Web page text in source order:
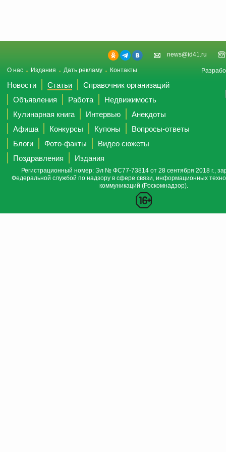
news@id41.ru
О нас Издания Дать рекламу Контакты
Новости Статьи
Справочник организаций
Объявления
Работа
Недвижимость
Кулинарная книга
Интервью
Анекдоты
Афиша
Конкурсы Купоны
Вопросы-ответы
Блоги
Фото-факты
Видео сюжеты
Поздравления
Издания
Регистрационный номер: Эл № ФС77-73814 от 28 сентября 2018 г.,
Федеральной службой по надзору в сфере связи, информационных
коммуникаций (Роскомнадзор).